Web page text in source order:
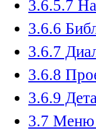
3.6.5.7
3.6.6
3.6.7
3.6.8
3.6.9
3.7